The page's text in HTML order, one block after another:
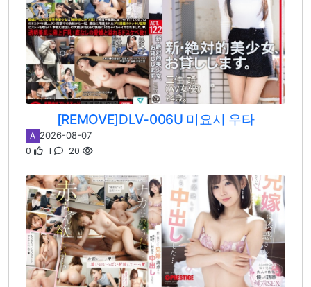
[REMOVE]DLV-006U 미요시 우타
A 2026-08-07
0 1 20